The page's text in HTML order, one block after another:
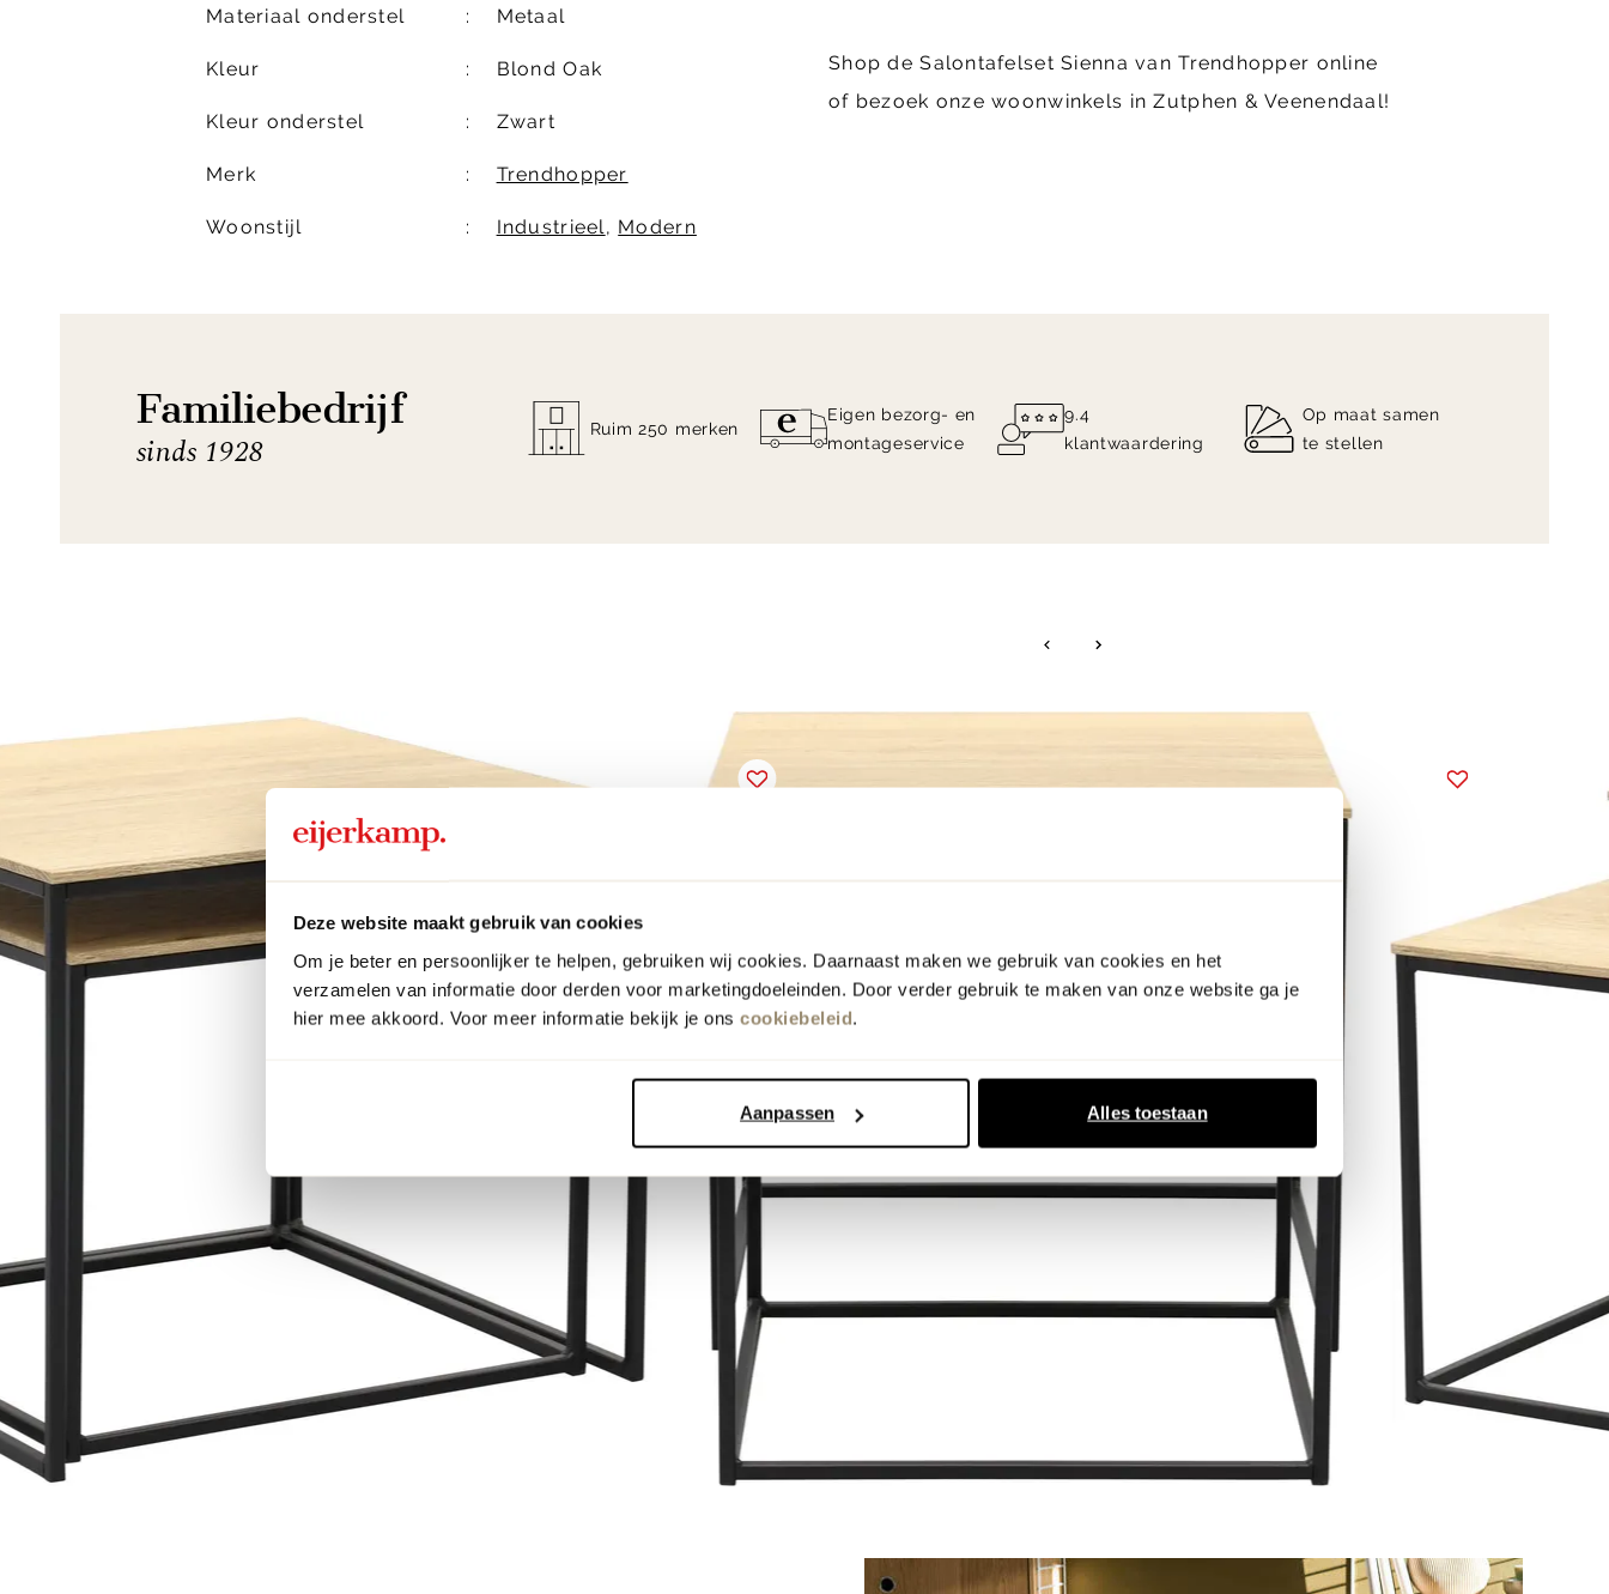
Deze website maakt gebruik van cookies
Om je beter en persoonlijker te helpen, gebruiken wij cookies. Daarnaast maken we gebruik van cookies en het
verzamelen van informatie door derden voor marketingdoeleinden. Door verder gebruik te maken van onze website ga je
hier mee akkoord. Voor meer informatie bekijk je ons cookiebeleid.
Aanpassen Alles toestaan
Materiaal onderstel Metaal
Kleur Blond Oak
Kleur onderstel Zwart
Merk Trendhopper
Woonstijl Industrieel, Modern
Shop de Salontafelset Sienna van Trendhopper online
of bezoek onze woonwinkels in Zutphen & Veenendaal!
Familiebedrijf
sinds 1928
Ruim 250 merken
Eigen bezorg- en
montageservice
9.4
klantwaardering
Op maat samen
te stellen